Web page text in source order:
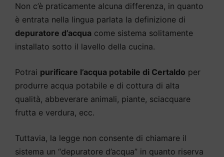
Non c’è praticamente alcuna differenza, in quanto
è entrata nella lingua parlata la definizione di
depuratore d’acqua come sistema solitamente
installato sotto il lavello della cucina.
Potrai purificare l’acqua potabile di Certaldo per
produrre acqua potabile e di cottura di alta
qualità, abbeverare animali, piante, sciacquare
frutta e verdura, ecc.
Tuttavia, la legge non consente di chiamare il
sistema un “depuratore d’acqua” in quanto riserva